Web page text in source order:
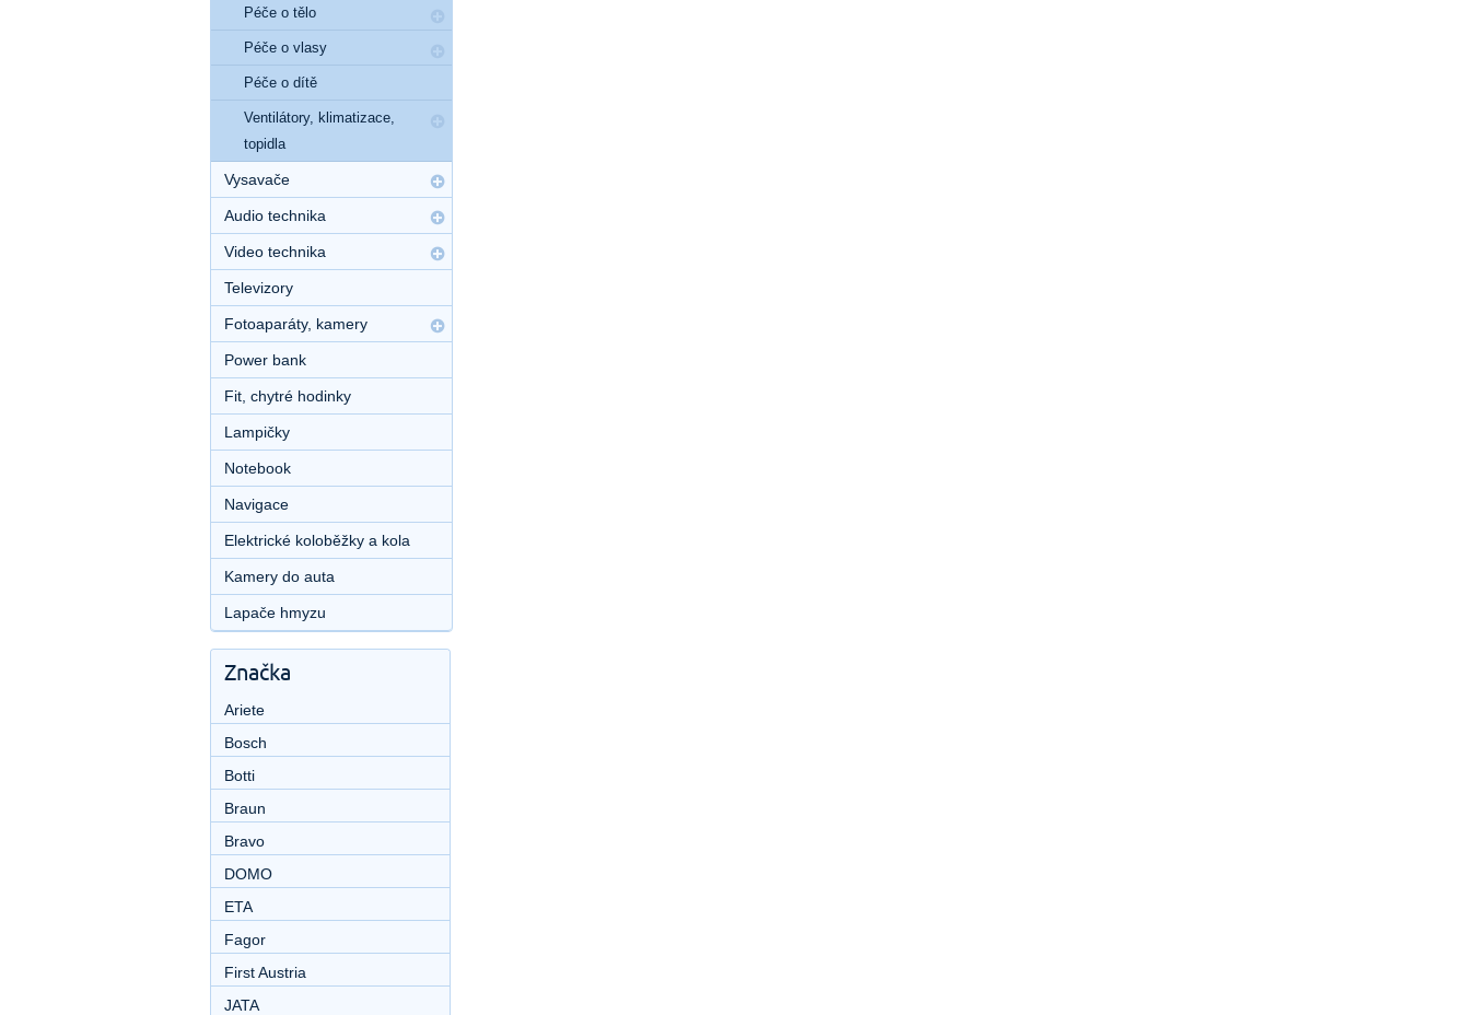
Péče o tělo
Péče o vlasy
Péče o dítě
Ventilátory, klimatizace,
topidla
Vysavače
Audio technika
Video technika
Televizory
Fotoaparáty, kamery
Power bank
Fit, chytré hodinky
Lampičky
Notebook
Navigace
Elektrické koloběžky a kola
Kamery do auta
Lapače hmyzu
Značka
Ariete
Bosch
Botti
Braun
Bravo
DOMO
ETA
Fagor
First Austria
JATA